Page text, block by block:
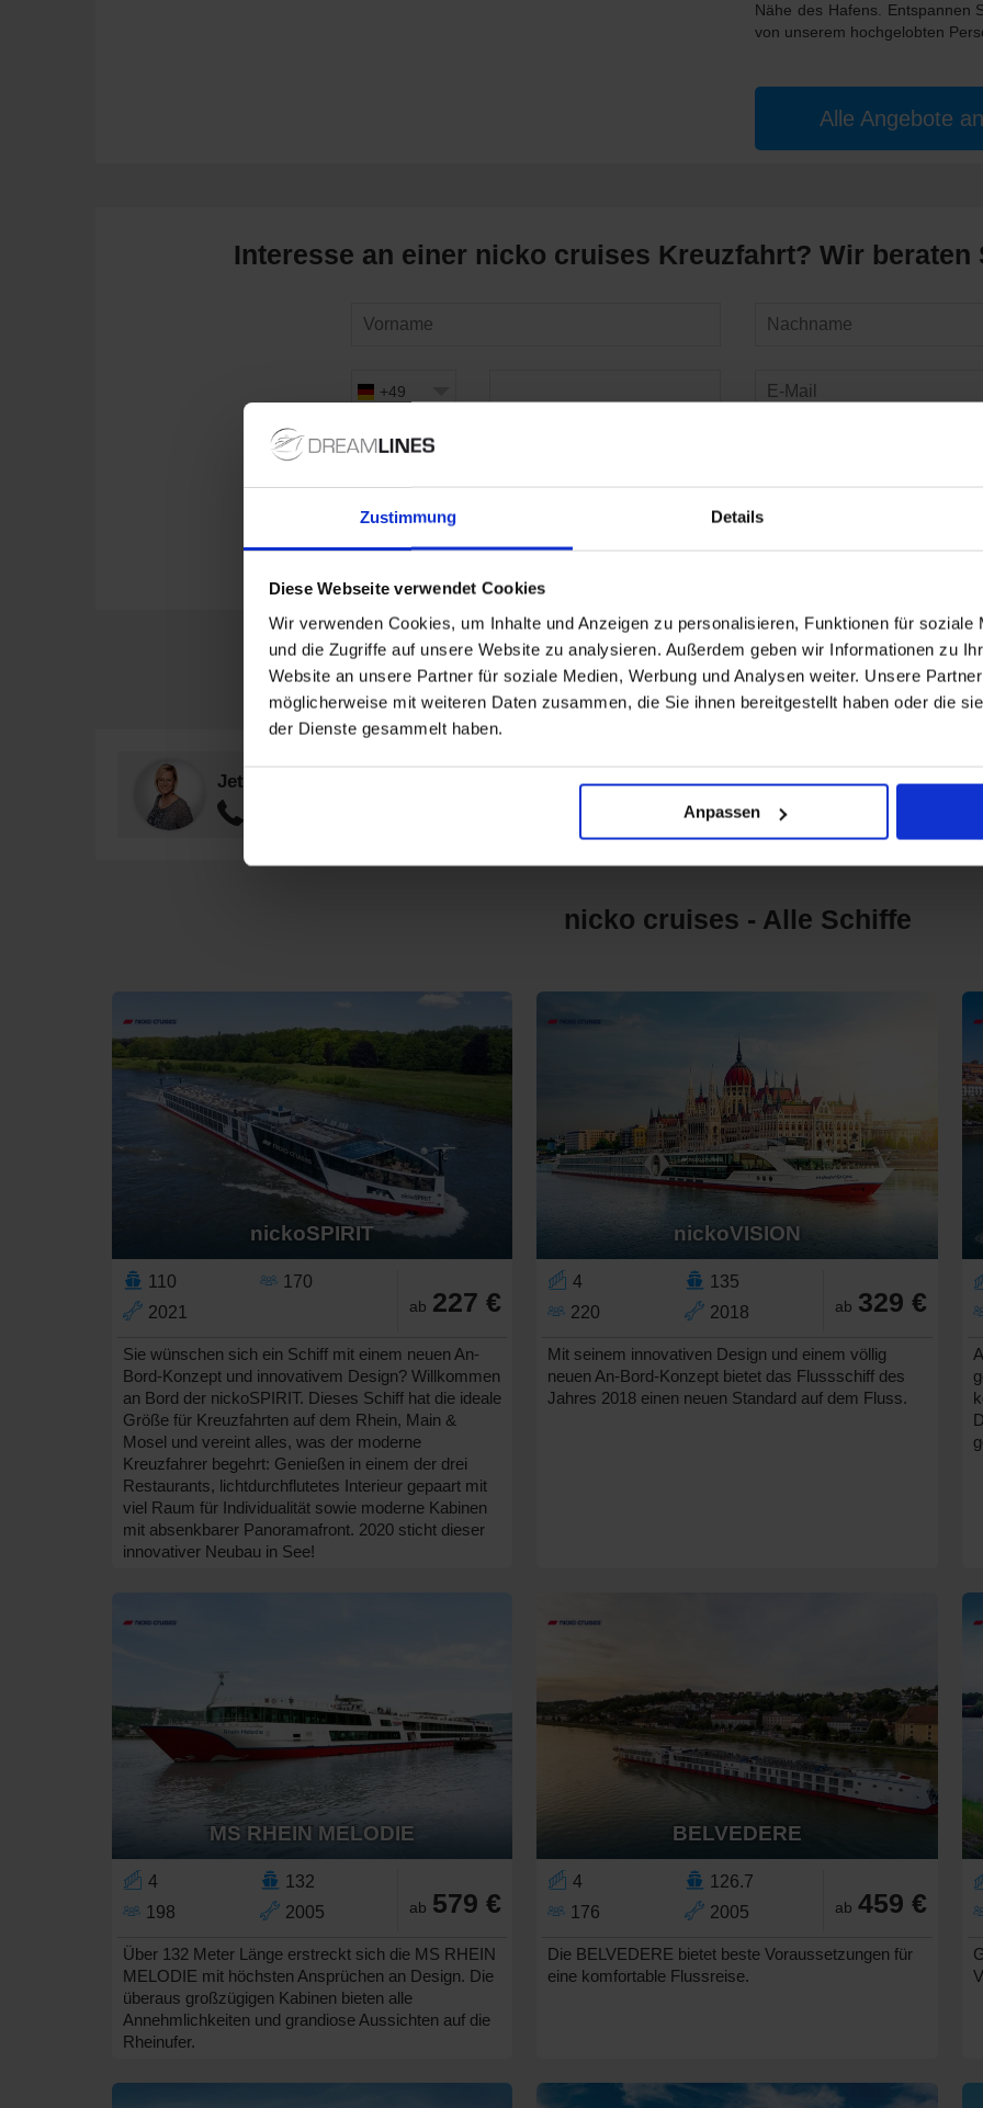
Zustimmung Details
Diese Webseite verwendet Cookies
Wir verwenden Cookies, um Inhalte und Anzeigen zu personalisieren, Funktionen für soziale
und die Zugriffe auf unsere Website zu analysieren. Außerdem geben wir Informationen zu
Website an unsere Partner für soziale Medien, Werbung und Analysen weiter. Unsere
möglicherweise mit weiteren Daten zusammen, die Sie ihnen bereitgestellt haben oder die
der Dienste gesammelt haben.
Anpassen
Nähe des Hafens. Entspannen
von unserem hochgelobten
Alle Angebote
Interesse an einer nicko cruises Kreuzfahrt? Wir beraten
+49
Senden
Schon gewusst? Unser Tipp für Sie
Jetzt anrufen!
Immer eine tolle Reise ist die klassische Donaukreuzfahrt
besonders schön ist diese Reise um die
Weihnachtsmärkten halt machen können.
nicko cruises - Alle Schiffe
nickoSPIRIT
110
170
2021
ab 227 €
Sie wünschen sich ein Schiff mit einem neuen An-
Bord-Konzept und innovativem Design? Willkommen
an Bord der nickoSPIRIT. Dieses Schiff hat die ideale
Größe für Kreuzfahrten auf dem Rhein, Main &
Mosel und vereint alles, was der moderne
Kreuzfahrer begehrt: Genießen in einem der drei
Restaurants, lichtdurchflutetes Interieur gepaart mit
viel Raum für Individualität sowie moderne Kabinen
mit absenkbarer Panoramafront. 2020 sticht dieser
innovativer Neubau in See!
nickoVISION
4
135
220
2018 ab 329 €
Mit seinem innovativen Design und einem völlig
neuen An-Bord-Konzept bietet das Flussschiff des
Jahres 2018 einen neuen Standard auf dem Fluss.
MS RHEIN MELODIE
4
132
198
2005 ab 579 €
Über 132 Meter Länge erstreckt sich die MS RHEIN
MELODIE mit höchsten Ansprüchen an Design. Die
überaus großzügigen Kabinen bieten alle
Annehmlichkeiten und grandiose Aussichten auf die
Rheinufer.
BELVEDERE
4
126.7
176
2005 ab 459 €
Die BELVEDERE bietet beste Voraussetzungen für
eine komfortable Flussreise.